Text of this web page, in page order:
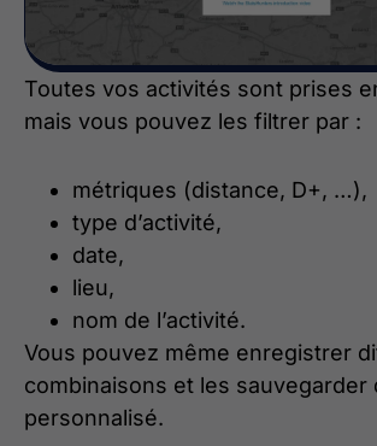
Toutes vos activités sont prises
mais vous pouvez les filtrer par :
métriques (distance, D+, …),
type d’activité,
date,
lieu,
nom de l’activité.
Vous pouvez même enregistrer
combinaisons et les sauvegarder
personnalisé.